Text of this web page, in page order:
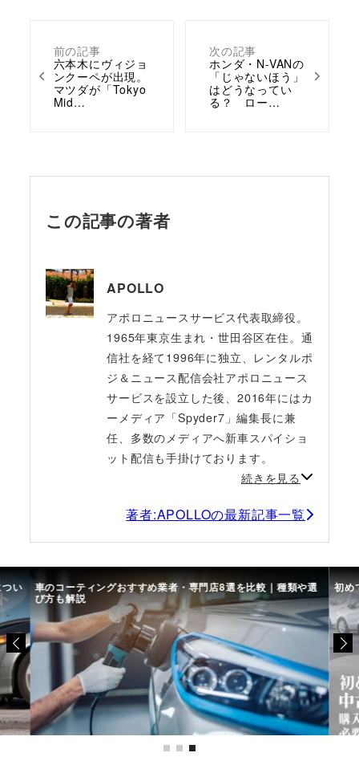
前の記事
六本木にヴィジョ
ンクーペが出現。
マツダが「Tokyo
Mid…
次の記事
ホンダ・N-VANの
「じゃないほう」
はどうなってい
る？ ロー…
この記事の著者
APOLLO
アポロニュースサービス代表取締役。
1965年東京生まれ・世田谷区在住。通
信社を経て1996年に独立、レンタルポ
ジ＆ニュース配信会社アポロニュース
サービスを設立した後、2016年にはカ
ーメディア「Spyder7」編集長に兼
任、多数のメディアへ新車スパイショ
ット配信も手掛けております。
続きを見る
著者:APOLLOの最新記事一覧
い 車のコーティングおすすめ業者・専門店8選を比較｜種類や選
び方も解説
初め